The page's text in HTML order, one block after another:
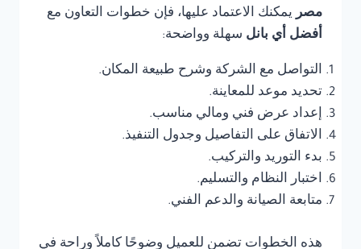
مصر يمكنك الاعتماد عليها، فإن خطوات التعاون مع
أفضل أي بانل سهلة وواضحة:
التواصل مع الشركة وشرح طبيعة المكان.
تحديد موعد للمعاينة.
إعداد عرض فني ومالي مناسب.
الاتفاق على التفاصيل وجدول التنفيذ.
بدء التوريد والتركيب.
اختبار النظام والتسليم.
متابعة الصيانة والدعم الفني.
هذه الخطوات تضمن للعميل وضوحًا كاملاً وراحة في